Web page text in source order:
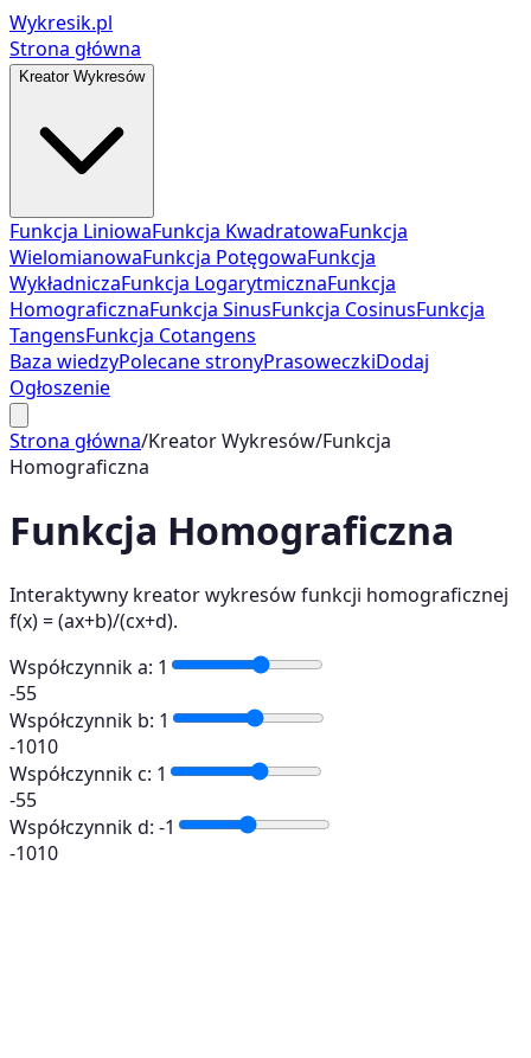
Wykresik.pl
Strona główna
Kreator Wykresów
Funkcja LiniowaFunkcja KwadratowaFunkcja
WielomianowaFunkcja PotęgowaFunkcja
WykładniczaFunkcja LogarytmicznaFunkcja
HomograficznaFunkcja SinusFunkcja CosinusFunkcja
TangensFunkcja Cotangens
Baza wiedzyPolecane stronyPrasoweczkiDodaj
Ogłoszenie
Strona główna/Kreator Wykresów/Funkcja
Homograficzna
Funkcja Homograficzna
Interaktywny kreator wykresów funkcji homograficznej
f(x) = (ax+b)/(cx+d).
Współczynnik a: 1
-55
Współczynnik b: 1
-1010
Współczynnik c: 1
-55
Współczynnik d: -1
-1010